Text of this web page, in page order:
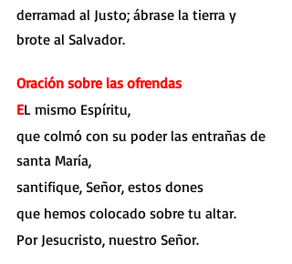
derramad al Justo; ábrase la tierra y
brote al Salvador.
Oración sobre las ofrendas
EL mismo Espíritu,
que colmó con su poder las entrañas de
santa María,
santifique, Señor, estos dones
que hemos colocado sobre tu altar.
Por Jesucristo, nuestro Señor.